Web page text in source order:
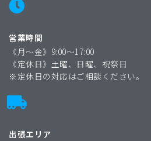
営業時間
《月〜金》9:00〜17:00
《定休日》土曜、日曜、祝祭日
※定休日の対応はご相談ください。
出張エリア